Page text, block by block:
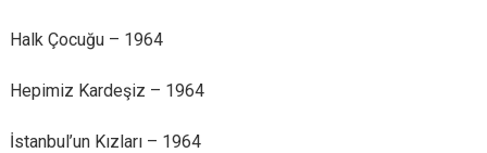
Halk Çocuğu – 1964
Hepimiz Kardeşiz – 1964
İstanbul’un Kızları – 1964